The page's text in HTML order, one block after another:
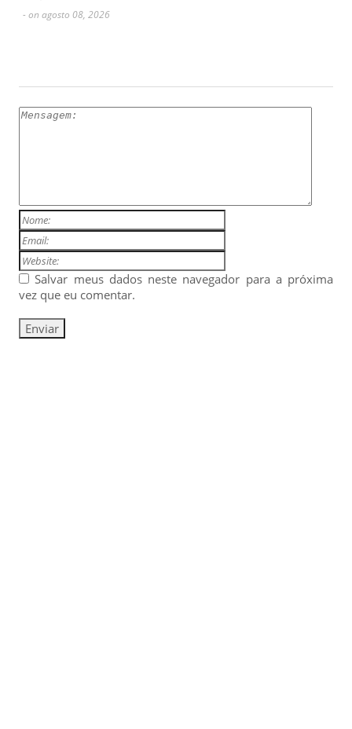
- on agosto 08, 2026
Salvar meus dados neste navegador para a próxima
vez que eu comentar.